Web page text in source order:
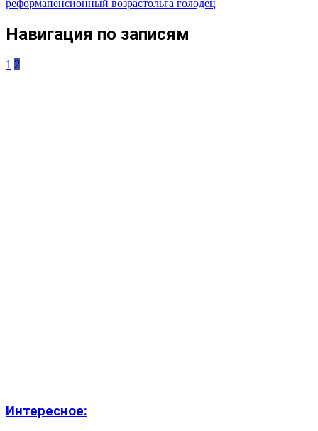
реформапенсионный возрастольга голодец
Навигация по записям
1 2
Интересное: